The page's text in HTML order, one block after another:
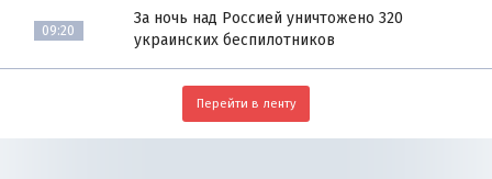
09:20
За ночь над Россией уничтожено 320
украинских беспилотников
Перейти в ленту